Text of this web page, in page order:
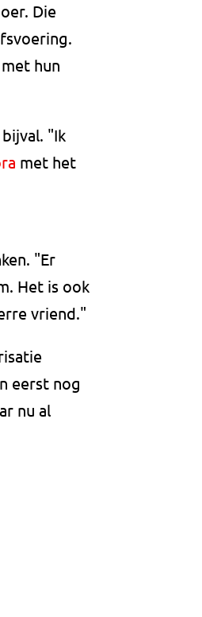
Die
hun
"Ik
met het
"Er
Het is ook
vriend."
eerst nog
nu al